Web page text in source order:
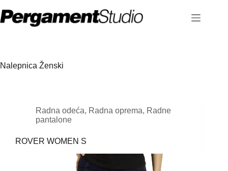
to
content
Nalepnica Ženski
Radna odeća, Radna oprema, Radne
pantalone
ROVER WOMEN S